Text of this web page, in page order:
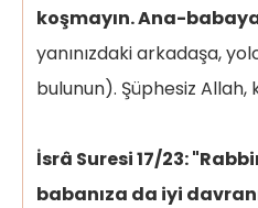
koşmayın. Ana-
yanınızdaki arkadaşa,
bulunun). Şüphesiz
İsrâ Suresi 17/23:
babanıza da iyi